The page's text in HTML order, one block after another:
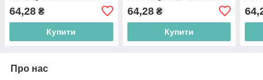
64,28 ₴
Купити
64,28₴
Купити
Про нас